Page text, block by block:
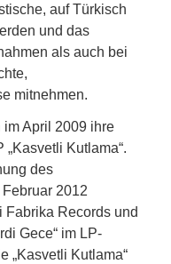
auf Türkisch
und das
als auch bei
mitnehmen.
im April 2009 ihre
Kutlama“.
des
Februar 2012
Fabrika Records und
Gece“ im LP-
„Kasvetli Kutlama“